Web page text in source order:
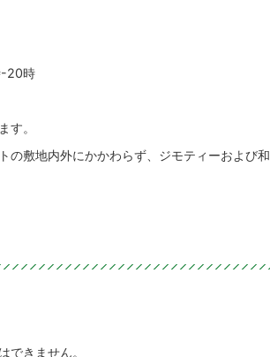
-20時
す。
の敷地内外にかかわらず、ジモティーおよび和
できません。